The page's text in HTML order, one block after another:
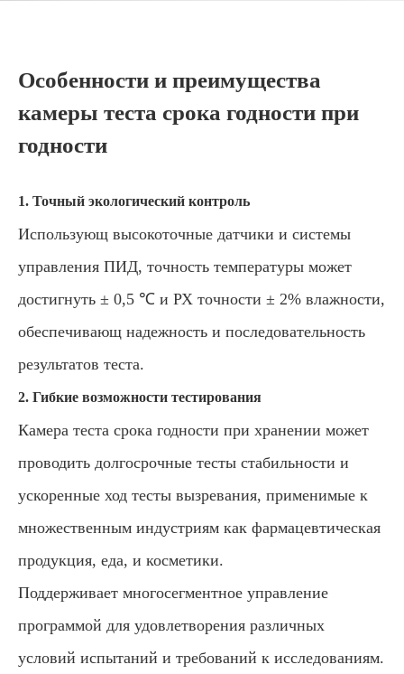
Особенности и преимущества
камеры теста срока годности при
годности
1. Точный экологический контроль
Использующ высокоточные датчики и системы
управления ПИД, точность температуры может
достигнуть ± 0,5 ℃ и РХ точности ± 2% влажности,
обеспечивающ надежность и последовательность
результатов теста.
2. Гибкие возможности тестирования
Камера теста срока годности при хранении может
проводить долгосрочные тесты стабильности и
ускоренные ход тесты вызревания, применимые к
множественным индустриям как фармацевтическая
продукция, еда, и косметики.
Поддерживает многосегментное управление
программой для удовлетворения различных
условий испытаний и требований к исследованиям.